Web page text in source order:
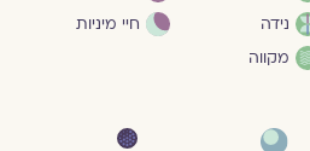
נידה
מקווה
חיי מיניות